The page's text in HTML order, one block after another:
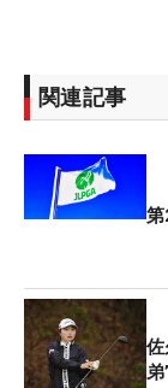
1打差4位には
みな美、イ・
田麗央、櫻井
アウトしてい
っていた小祝
デビュー戦の“
ー・67位タイ
関連記事
弟